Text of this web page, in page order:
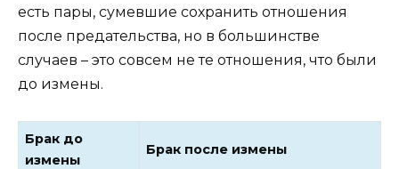
есть пары, сумевшие сохранить отношения
после предательства, но в большинстве
случаев – это совсем не те отношения, что были
до измены.
Брак до
измены
Брак после измены